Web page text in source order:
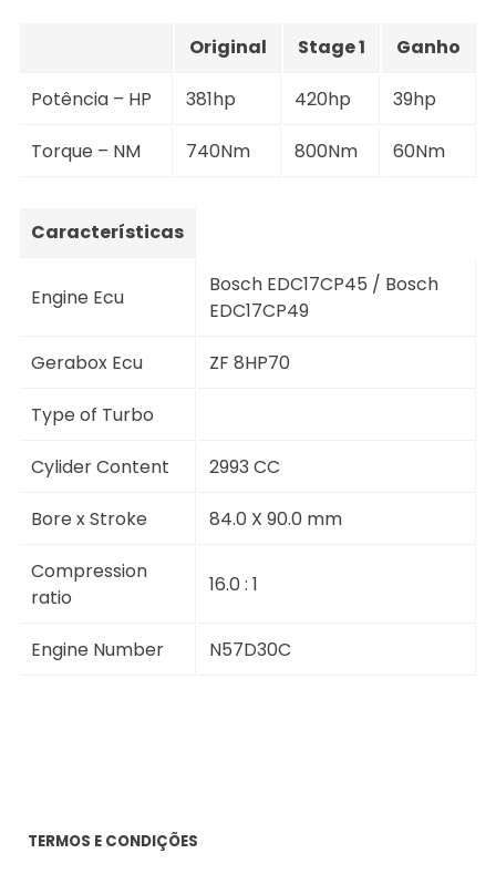
Original Stage 1 Ganho
Potência – HP 381hp 420hp 39hp
Torque – NM 740Nm 800Nm 60Nm
Características
Engine Ecu
Bosch EDC17CP45 / Bosch
EDC17CP49
Gerabox Ecu ZF 8HP70
Type of Turbo
Cylider Content 2993 CC
Bore x Stroke 84.0 X 90.0 mm
Compression
ratio
16.0 : 1
Engine Number N57D30C
TERMOS E CONDIÇÕES